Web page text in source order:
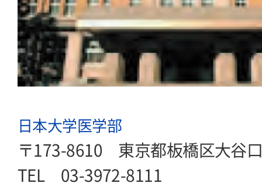
日本大学医学部
〒173-8610 東京都板橋区大谷
TEL 03-3972-8111